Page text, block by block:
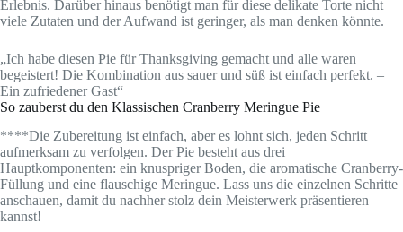
Erlebnis. Darüber hinaus benötigt man für diese delikate Torte nicht
viele Zutaten und der Aufwand ist geringer, als man denken könnte.
„Ich habe diesen Pie für Thanksgiving gemacht und alle waren
begeistert! Die Kombination aus sauer und süß ist einfach perfekt. –
Ein zufriedener Gast“
So zauberst du den Klassischen Cranberry Meringue Pie
****Die Zubereitung ist einfach, aber es lohnt sich, jeden Schritt
aufmerksam zu verfolgen. Der Pie besteht aus drei
Hauptkomponenten: ein knuspriger Boden, die aromatische Cranberry-
Füllung und eine flauschige Meringue. Lass uns die einzelnen Schritte
anschauen, damit du nachher stolz dein Meisterwerk präsentieren
kannst!